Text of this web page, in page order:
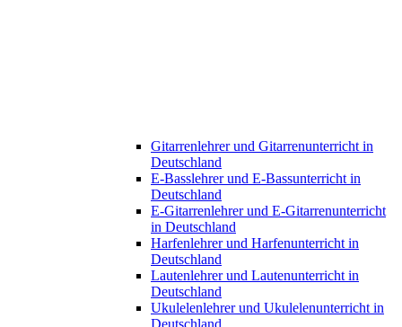
Gitarrenlehrer und Gitarrenunterricht in
Deutschland
E-Basslehrer und E-Bassunterricht in
Deutschland
E-Gitarrenlehrer und E-Gitarrenunterricht
in Deutschland
Harfenlehrer und Harfenunterricht in
Deutschland
Lautenlehrer und Lautenunterricht in
Deutschland
Ukulelenlehrer und Ukulelenunterricht in
Deutschland